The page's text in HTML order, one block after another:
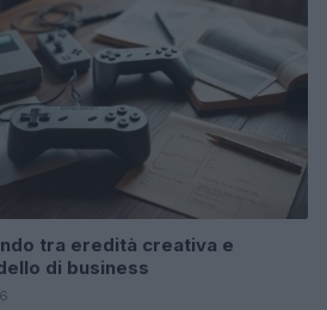
tra eredità creativa e
di business